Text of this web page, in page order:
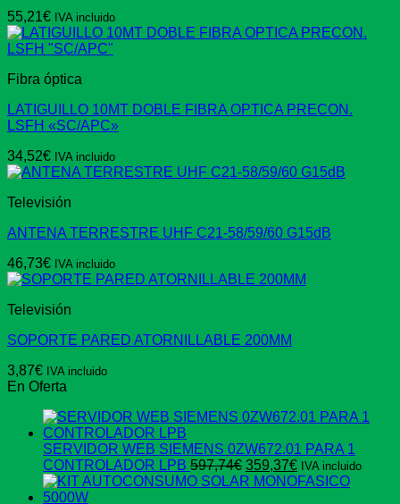
55,21€ IVA incluido
Fibra óptica
LATIGUILLO 10MT DOBLE FIBRA OPTICA PRECON.
LSFH «SC/APC»
34,52€ IVA incluido
Televisión
ANTENA TERRESTRE UHF C21-58/59/60 G15dB
46,73€ IVA incluido
Televisión
SOPORTE PARED ATORNILLABLE 200MM
3,87€ IVA incluido
En Oferta
SERVIDOR WEB SIEMENS 0ZW672.01 PARA 1
CONTROLADOR LPB 597,74€ El
precio
359,37€El
precio
IVA incluido